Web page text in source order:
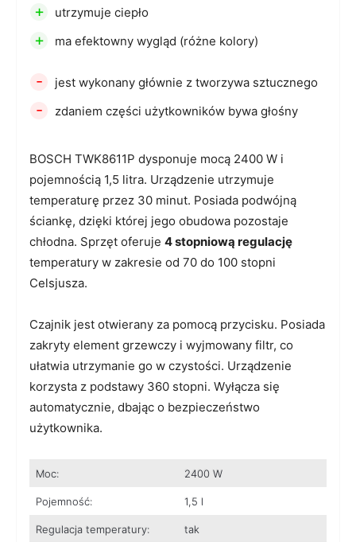
BOSCH TWK8611P dysponuje mocą 2400 W i
pojemnością 1,5 litra. Urządzenie utrzymuje
temperaturę przez 30 minut. Posiada podwójną
ściankę, dzięki której jego obudowa pozostaje
chłodna. Sprzęt oferuje 4 stopniową regulację
temperatury w zakresie od 70 do 100 stopni
Celsjusza.
Czajnik jest otwierany za pomocą przycisku. Posiada
zakryty element grzewczy i wyjmowany filtr, co
ułatwia utrzymanie go w czystości. Urządzenie
korzysta z podstawy 360 stopni. Wyłącza się
automatycznie, dbając o bezpieczeństwo
użytkownika.
Moc: 2400 W
Pojemność: 1,5 l
Regulacja temperatury: tak
+ utrzymuje ciepło
+ ma efektowny wygląd (różne kolory)
- jest wykonany głównie z tworzywa sztucznego
- zdaniem części użytkowników bywa głośny